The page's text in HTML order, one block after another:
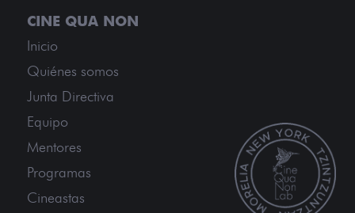
Inicio
Quiénes somos
Junta Directiva
Equipo
Mentores
Programas
Cineastas